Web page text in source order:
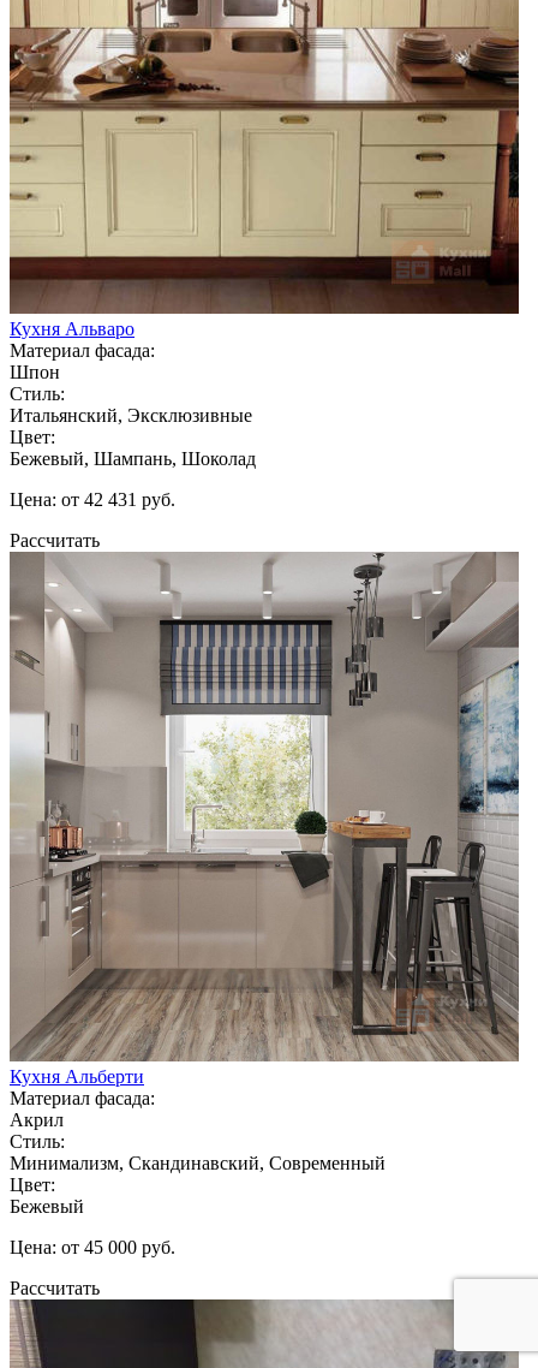
Кухня Альваро
Материал фасада:
Шпон
Стиль:
Итальянский, Эксклюзивные
Цвет:
Бежевый, Шампань, Шоколад
Цена: от 42 431 руб.
Рассчитать
Кухня Альберти
Материал фасада:
Акрил
Стиль:
Минимализм, Скандинавский, Современный
Цвет:
Бежевый
Цена: от 45 000 руб.
Рассчитать